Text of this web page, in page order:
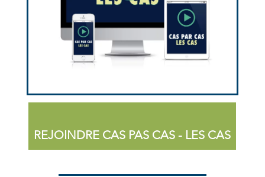
REJOINDRE CAS PAS CAS - LES CAS